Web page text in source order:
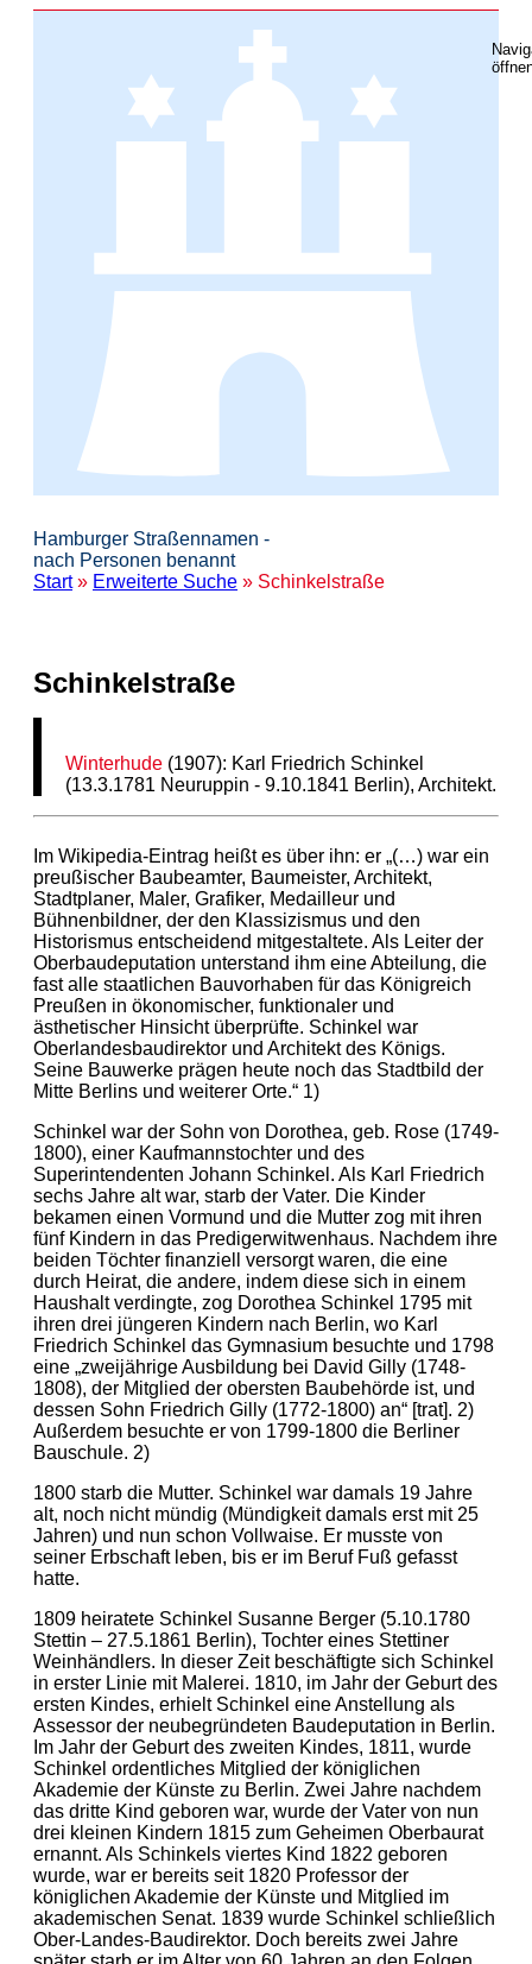
Hamburger Straßennamen -
nach Personen benannt
Start» Erweiterte Suche » Schinkelstraße
Schinkelstraße
Winterhude (1907): Karl Friedrich Schinkel
(13.3.1781 Neuruppin - 9.10.1841 Berlin), Architekt.
Im Wikipedia-Eintrag heißt es über ihn: er „(…) war ein
preußischer Baubeamter, Baumeister, Architekt,
Stadtplaner, Maler, Grafiker, Medailleur und
Bühnenbildner, der den Klassizismus und den
Historismus entscheidend mitgestaltete. Als Leiter der
Oberbaudeputation unterstand ihm eine Abteilung, die
fast alle staatlichen Bauvorhaben für das Königreich
Preußen in ökonomischer, funktionaler und
ästhetischer Hinsicht überprüfte. Schinkel war
Oberlandesbaudirektor und Architekt des Königs.
Seine Bauwerke prägen heute noch das Stadtbild der
Mitte Berlins und weiterer Orte.“ 1)
Schinkel war der Sohn von Dorothea, geb. Rose (1749-
1800), einer Kaufmannstochter und des
Superintendenten Johann Schinkel. Als Karl Friedrich
sechs Jahre alt war, starb der Vater. Die Kinder
bekamen einen Vormund und die Mutter zog mit ihren
fünf Kindern in das Predigerwitwenhaus. Nachdem ihre
beiden Töchter finanziell versorgt waren, die eine
durch Heirat, die andere, indem diese sich in einem
Haushalt verdingte, zog Dorothea Schinkel 1795 mit
ihren drei jüngeren Kindern nach Berlin, wo Karl
Friedrich Schinkel das Gymnasium besuchte und 1798
eine „zweijährige Ausbildung bei David Gilly (1748-
1808), der Mitglied der obersten Baubehörde ist, und
dessen Sohn Friedrich Gilly (1772-1800) an“ [trat]. 2)
Außerdem besuchte er von 1799-1800 die Berliner
Bauschule. 2)
1800 starb die Mutter. Schinkel war damals 19 Jahre
alt, noch nicht mündig (Mündigkeit damals erst mit 25
Jahren) und nun schon Vollwaise. Er musste von
seiner Erbschaft leben, bis er im Beruf Fuß gefasst
hatte.
1809 heiratete Schinkel Susanne Berger (5.10.1780
Stettin – 27.5.1861 Berlin), Tochter eines Stettiner
Weinhändlers. In dieser Zeit beschäftigte sich Schinkel
in erster Linie mit Malerei. 1810, im Jahr der Geburt des
ersten Kindes, erhielt Schinkel eine Anstellung als
Assessor der neubegründeten Baudeputation in Berlin.
Im Jahr der Geburt des zweiten Kindes, 1811, wurde
Schinkel ordentliches Mitglied der königlichen
Akademie der Künste zu Berlin. Zwei Jahre nachdem
das dritte Kind geboren war, wurde der Vater von nun
drei kleinen Kindern 1815 zum Geheimen Oberbaurat
ernannt. Als Schinkels viertes Kind 1822 geboren
wurde, war er bereits seit 1820 Professor der
königlichen Akademie der Künste und Mitglied im
akademischen Senat. 1839 wurde Schinkel schließlich
Ober-Landes-Baudirektor. Doch bereits zwei Jahre